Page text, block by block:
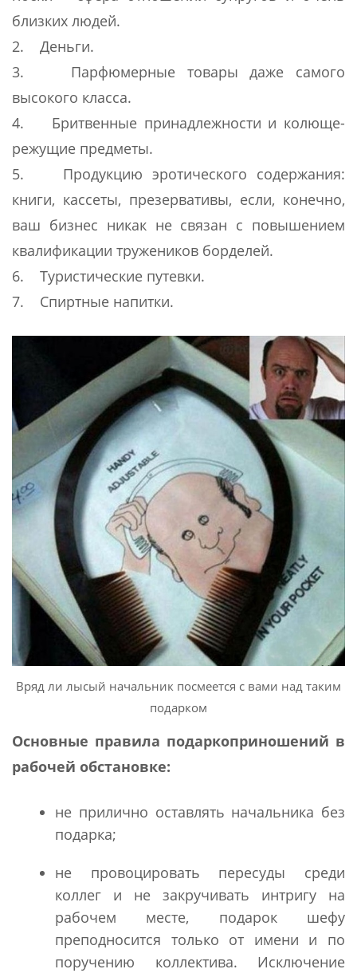
близких людей.
2. Деньги.
3. Парфюмерные товары даже самого
высокого класса.
4. Бритвенные принадлежности и колюще-
режущие предметы.
5. Продукцию эротического содержания:
книги, кассеты, презервативы, если, конечно,
ваш бизнес никак не связан с повышением
квалификации тружеников борделей.
6. Туристические путевки.
7. Спиртные напитки.
Вряд ли лысый начальник посмеется с вами над таким
подарком
Основные правила подаркоприношений в
рабочей обстановке:
не прилично оставлять начальника без
подарка;
не провоцировать пересуды среди
коллег и не закручивать интригу на
рабочем месте, подарок шефу
преподносится только от имени и по
поручению коллектива. Исключение